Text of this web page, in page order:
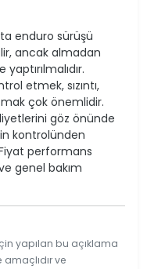
enduro sürüşü
ancak almadan
etmek, sızıntı,
çok önemlidir.
göz önünde
kontrolünden
performans
genel bakım
yapılan bu açıklama
ve